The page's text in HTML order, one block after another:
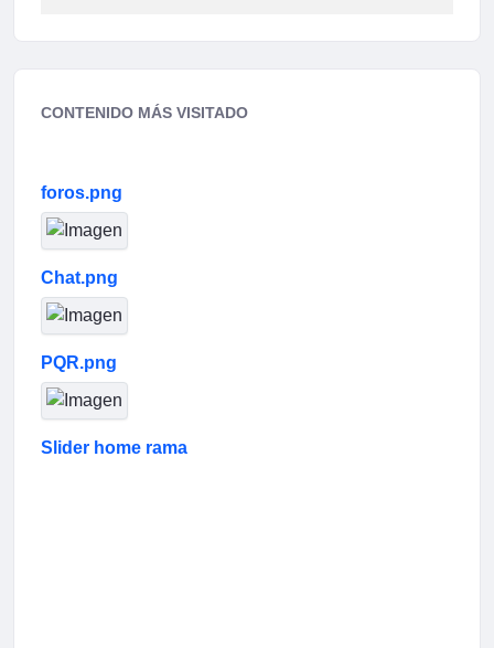
CONTENIDO MÁS VISITADO
foros.png
Chat.png
PQR.png
Slider home rama